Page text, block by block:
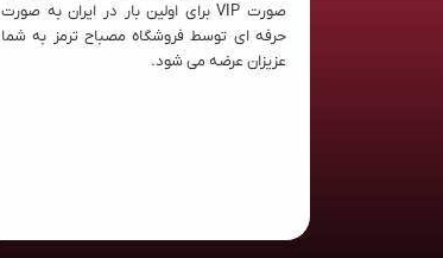
صورت VIP برای اولین بار در ایران به صورت
حرفه ای توسط فروشگاه مصباح ترمز به شما
عزیزان عرضه می شود.